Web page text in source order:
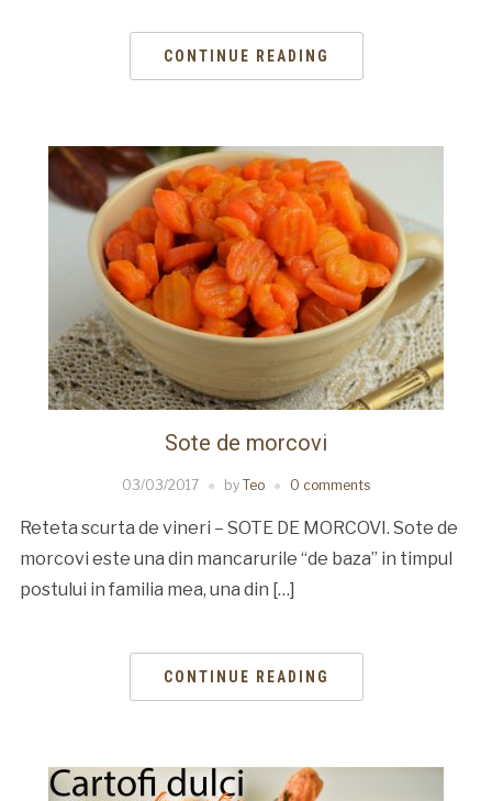
CONTINUE READING
Sote de morcovi
03/03/2017 by Teo 0 comments
Reteta scurta de vineri – SOTE DE MORCOVI. Sote de
morcovi este una din mancarurile “de baza” in timpul
postului in familia mea, una din […]
CONTINUE READING